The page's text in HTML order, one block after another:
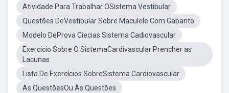
Atividade Para Trabalhar OSistema Vestibular
Questões DeVestibular Sobre Maculele Com Gabarito
Modelo DeProva Ciecias Sistema Cadiovascular
Exercicio Sobre O SistemaCardivascular Prencher as
Lacunas
Lista De Exercícios SobreSistema Cardiovascular
As QuestõesOu Às Questões